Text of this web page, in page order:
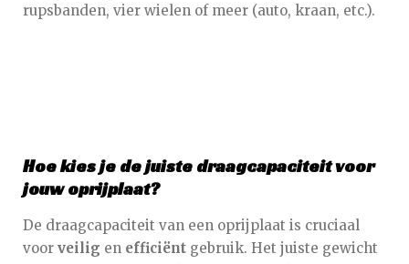
rupsbanden, vier wielen of meer (auto, kraan, etc.).
Hoe kies je de juiste draagcapaciteit voor
jouw oprijplaat?
De draagcapaciteit van een oprijplaat is cruciaal
voor veilig en efficiënt gebruik. Het juiste gewicht